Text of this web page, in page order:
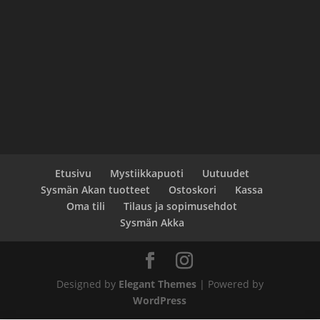
Etusivu Mystiikkapuoti
Uutuudet
Sysmän Akan tuotteet
Ostoskori
Kassa
Oma tili
Tilaus ja sopimusehdot
Sysmän Akka
Designed by Elegant Themes| Powered by
WordPress